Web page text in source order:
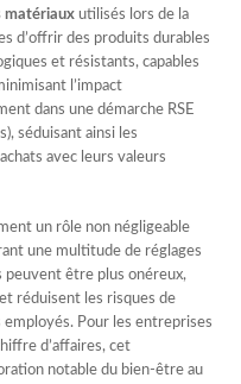
matériaux utilisés lors de la
d’offrir des produits durables
et résistants, capables
l’impact
dans une démarche RSE
séduisant ainsi les
avec leurs valeurs
un rôle non négligeable
une multitude de réglages
peuvent être plus onéreux,
réduisent les risques de
Pour les entreprises
d’affaires, cet
notable du bien-être au